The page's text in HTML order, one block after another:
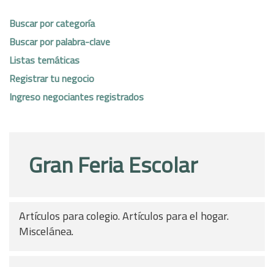
Buscar por categoría
Buscar por palabra-clave
Listas temáticas
Registrar tu negocio
Ingreso negociantes registrados
Gran Feria Escolar
Artículos para colegio. Artículos para el hogar.
Miscelánea.